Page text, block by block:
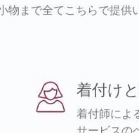
まで全てこちらで提供
着付け
着付師によ